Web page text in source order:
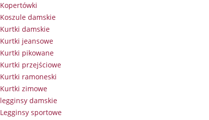
Kopertówki
Koszule damskie
Kurtki damskie
Kurtki jeansowe
Kurtki pikowane
Kurtki przejściowe
Kurtki ramoneski
Kurtki zimowe
legginsy damskie
Legginsy sportowe